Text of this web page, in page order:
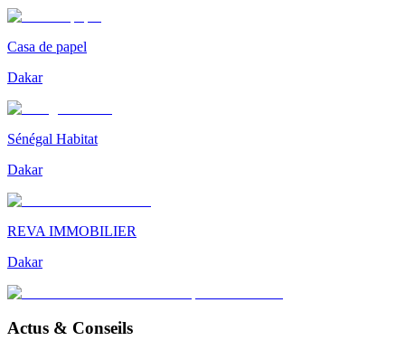
Casa de papel
Dakar
Sénégal Habitat
Dakar
REVA IMMOBILIER
Dakar
Actus & Conseils